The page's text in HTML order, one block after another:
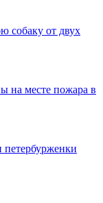
собаку от двух
на месте пожара в
петербурженки